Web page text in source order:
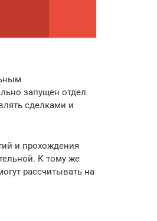
запущен отдел
сделками и
и прохождения
К тому же
рассчитывать на